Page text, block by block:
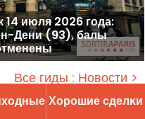
июля 2026 года:
Дени (93), балы
Все гиды : Новости >
Хорошие сделĸи